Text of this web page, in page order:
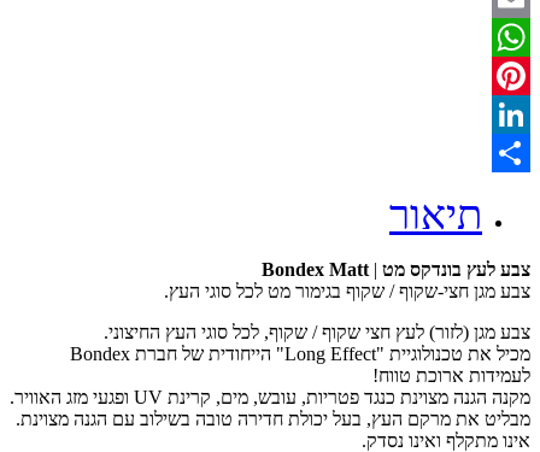
Email
WhatsApp
Pinterest
LinkedIn
תיאור
צבע לעץ בונדקס מט |
Bondex Matt
צבע מגן חצי-שקוף / שקוף בגימור מט לכל סוגי העץ.
צבע מגן (לזור) לעץ חצי שקוף / שקוף, לכל סוגי העץ החיצוני.
מכיל את טכנולוגיית "Long Effect" הייחודית של חברת Bondex
לעמידות ארוכת טווח!
מקנה הגנה מצוינת כנגד פטריות, עובש, מים, קרינת UV ופגעי מזג האוויר.
מבליט את מרקם העץ, בעל יכולת חדירה טובה בשילוב עם הגנה מצוינת.
אינו מתקלף ואינו נסדק.